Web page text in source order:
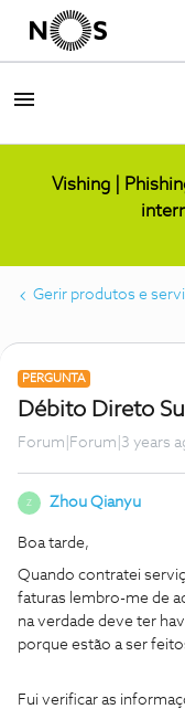
Vishing |
Gerir produtos e
PERGUNTA
Débito Direto
Forum|Forum|3 years
Z Zhou Qianyu
Boa tarde,
Quando contratei
faturas lembro-me de
na verdade deve ter
porque estão a ser
Fui verificar as